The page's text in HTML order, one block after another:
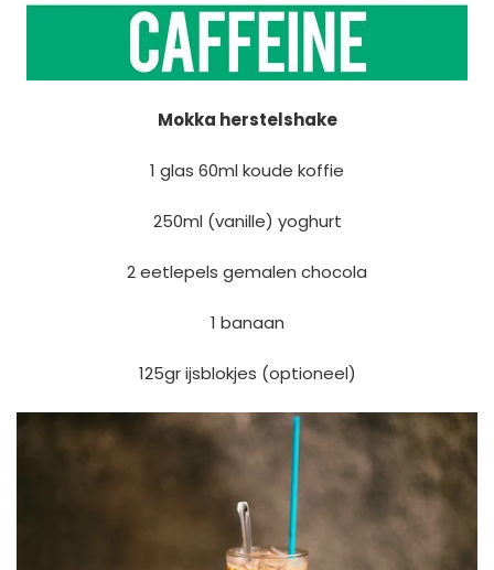
Mokka herstelshake
1 glas 60ml koude koffie
250ml (vanille) yoghurt
2 eetlepels gemalen chocola
1 banaan
125gr ijsblokjes (optioneel)